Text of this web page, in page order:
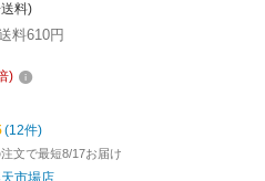
料)
料610円
)
(12件)
文で最短8/17お届け